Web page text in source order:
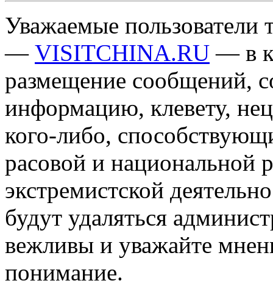
Уважаемые пользователи
— VISITCHINA.RU — в
размещение сообщений,
информацию, клевету,
кого-либо,
расовой и национальной
экстремистской
будут удаляться
вежливы и уважайте
понимание.